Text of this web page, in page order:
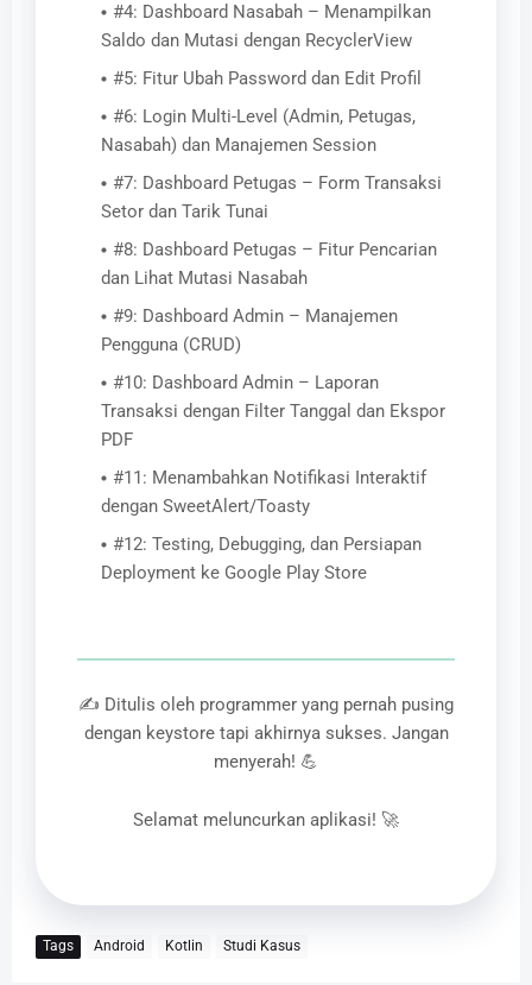
#4: Dashboard Nasabah – Menampilkan
Saldo dan Mutasi dengan RecyclerView
#5: Fitur Ubah Password dan Edit Profil
#6: Login Multi-Level (Admin, Petugas,
Nasabah) dan Manajemen Session
#7: Dashboard Petugas – Form Transaksi
Setor dan Tarik Tunai
#8: Dashboard Petugas – Fitur Pencarian
dan Lihat Mutasi Nasabah
#9: Dashboard Admin – Manajemen
Pengguna (CRUD)
#10: Dashboard Admin – Laporan
Transaksi dengan Filter Tanggal dan Ekspor
PDF
#11: Menambahkan Notifikasi Interaktif
dengan SweetAlert/Toasty
#12: Testing, Debugging, dan Persiapan
Deployment ke Google Play Store
✍️ Ditulis oleh programmer yang pernah pusing
dengan keystore tapi akhirnya sukses. Jangan
menyerah! 💪
Selamat meluncurkan aplikasi! 🚀
Tags Android Kotlin Studi Kasus